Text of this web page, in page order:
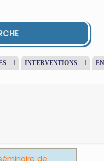
INTERVENTIONS
de